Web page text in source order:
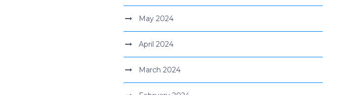
May 2024
April 2024
March 2024